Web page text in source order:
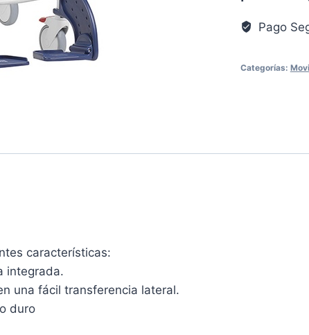
Pago
Categorías:
características:
integrada.
una fácil transferencia lateral.
duro